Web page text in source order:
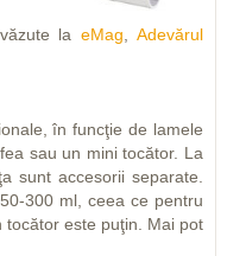
laeMag ,Adevărul
în funcţie de lamele
sau un mini tocător. La
sunt accesorii separate.
300 ml, ceea ce pentru
este puţin. Mai pot